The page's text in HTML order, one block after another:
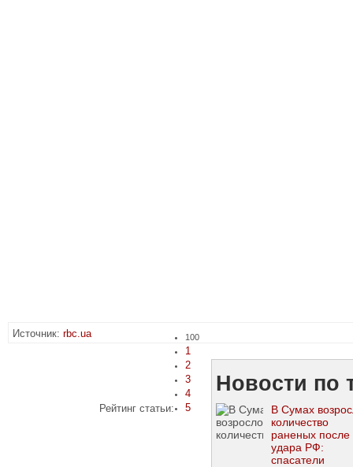
Источник: rbc.ua
Рейтинг статьи:
100
1
2
3
4
5
Новости по
В Сумах
количество
раненых после
удара РФ:
спасатели